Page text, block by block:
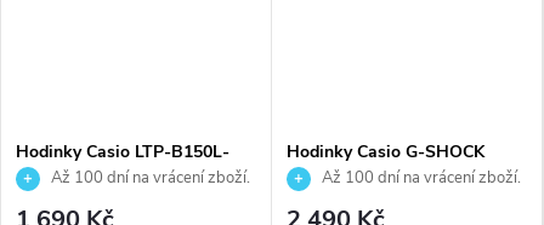
Hodinky Casio LTP-B150L-
7B2EFAž 100 dní na vrácení zboží.
Autorizovaný prodejce.
Hodinky Casio G-SHOCK
GMA-P2100BA-1AER
Až 100 dní na vrácení zboží.
Autorizovaný prodejce.